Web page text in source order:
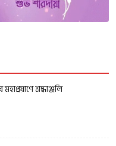
শ্রদ্ধাঞ্জলি